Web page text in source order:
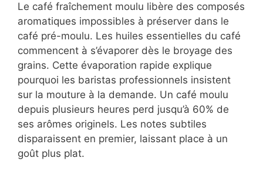
Le café fraîchement moulu libère des composés
aromatiques impossibles à préserver dans le
café pré-moulu. Les huiles essentielles du café
commencent à s’évaporer dès le broyage des
grains. Cette évaporation rapide explique
pourquoi les baristas professionnels insistent
sur la mouture à la demande. Un café moulu
depuis plusieurs heures perd jusqu’à 60% de
ses arômes originels. Les notes subtiles
disparaissent en premier, laissant place à un
goût plus plat.